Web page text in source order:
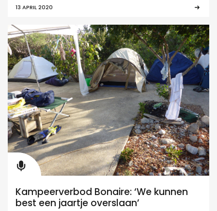
13 APRIL 2020
Kampeerverbod Bonaire: ‘We kunnen
best een jaartje overslaan’